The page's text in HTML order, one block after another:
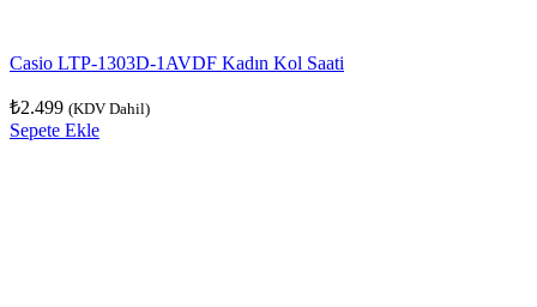
Casio LTP-1303D-1AVDF Kadın Kol Saati
₺2.499 (KDV Dahil)
Sepete Ekle